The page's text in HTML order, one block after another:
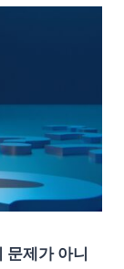
제가 아니